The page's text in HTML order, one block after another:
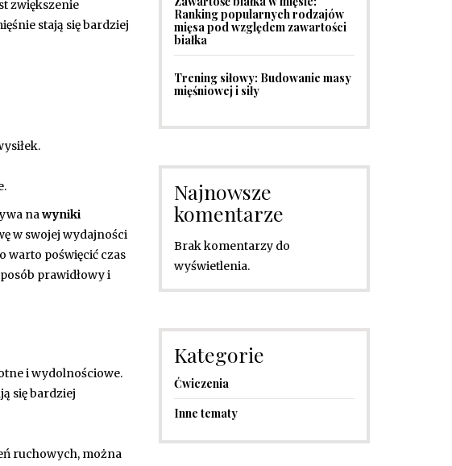
zwiększenie
stają się bardziej
nawyniki
w swojej wydajności
warto poświęcić czas
prawidłowy i
i wydolnościowe.
się bardziej
ruchowych, można
Ranking popularnych rodzajów
mięsa pod względem zawartości
białka
Trening siłowy: Budowanie masy
mięśniowej i siły
Najnowsze
komentarze
Brak komentarzy do
wyświetlenia.
Kategorie
Ćwiczenia
Inne tematy